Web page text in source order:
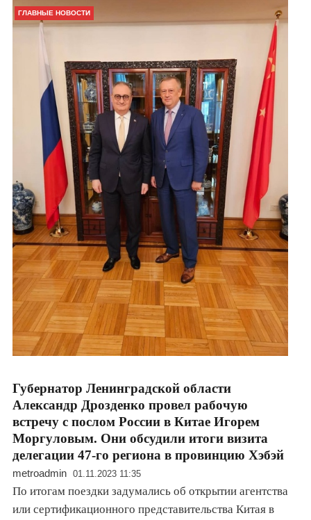
ГЛАВНЫЕ НОВОСТИ
Губернатор Ленинградской области
Александр Дрозденко провел рабочую
встречу с послом России в Китае Игорем
Моргуловым. Они обсудили итоги визита
делегации 47-го региона в провинцию Хэбэй
metroadmin 01.11.2023 11:35
По итогам поездки задумались об открытии агентства
или сертификационного представительства Китая в